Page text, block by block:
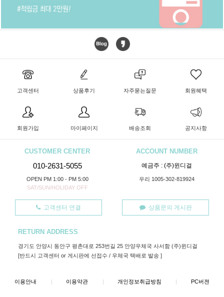
고객센터 상품후기 자주묻는질문 회원혜택
회원가입 마이페이지 배송조회 공지사항
CUSTOMER CENTER
010-2631-5055
OPEN PM 1:00 - PM 5:00
SAT/SUN/HOLIDAY OFF
ACCOUNT NUMBER
예금주 : (주)윈디걸
우리 1005-302-819924
고객센터 연결 상품문의 게시판
RETURN ADDRESS
경기도 안양시 동안구 평촌대로 253번길 25 안양우체국 사서함 (주)윈디걸
[반드시 고객센터 or 게시판에 선접수 / 우체국 택배로 발송 ]
이용안내 | 이용약관 | 개인정보취급방침 | PC버젼